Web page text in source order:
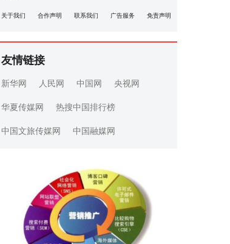
关于我们 合作声明 联系我们 广告服务 免责声明
友情链接
新华网 人民网 中国网
央视网
华夏传媒网
热搜中国排行榜
中国文旅传媒网
中国融媒网